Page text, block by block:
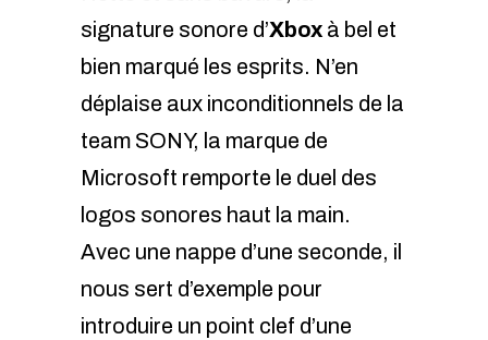
signature sonore d’Xbox à bel et
bien marqué les esprits. N’en
déplaise aux inconditionnels de la
team SONY, la marque de
Microsoft remporte le duel des
logos sonores haut la main.
Avec une nappe d’une seconde, il
nous sert d’exemple pour
introduire un point clef d’une